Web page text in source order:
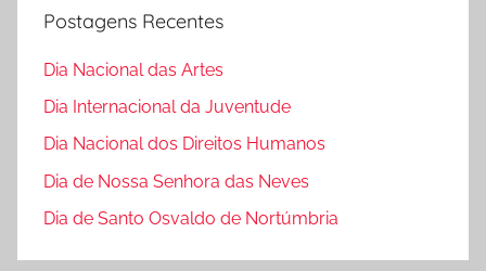
Postagens Recentes
Dia Nacional das Artes
Dia Internacional da Juventude
Dia Nacional dos Direitos Humanos
Dia de Nossa Senhora das Neves
Dia de Santo Osvaldo de Nortúmbria